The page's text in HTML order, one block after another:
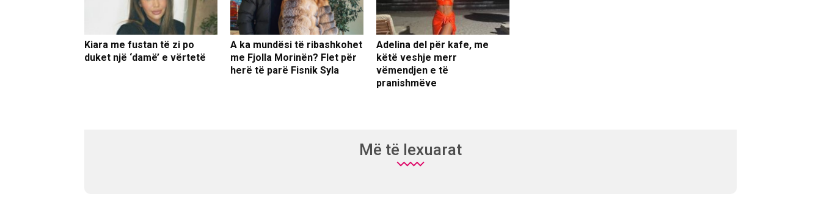
Kiara me fustan të zi po
duket një ‘damë’ e vërtetë
A ka mundësi të ribashkohet
me Fjolla Morinën? Flet për
herë të parë Fisnik Syla
Adelina del për kafe, me
këtë veshje merr
vëmendjen e të
pranishmëve
Më të lexuarat